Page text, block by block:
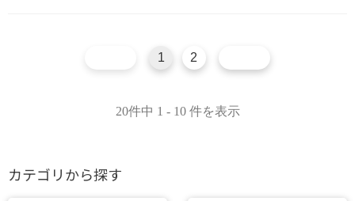
20件中 1 - 10 件を表示
1 2
カテゴリから探す